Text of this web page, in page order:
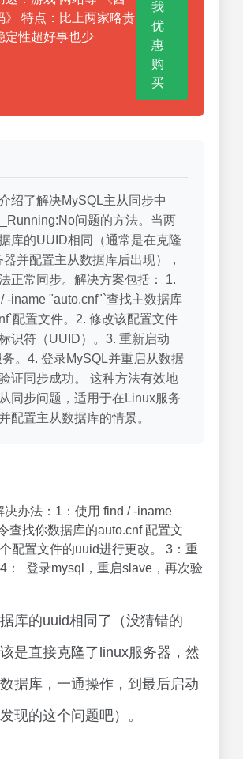
》 特点：比上两家略贵
定性超好事也少
我
优
惠
购
买
绍了解决MySQL主从同步中
问题的方法。当两
库的UUID相同（通常是在克隆
器并配置主从数据库后出现），
正常同步。解决方案包括： 1.
-iname "auto.cnf"`查找主数据库
配置文件。2. 修改该配置文件
识符（UUID）。3. 重新启动
务。4. 登录MySQL并重启从数据
证同步成功。 这种方法有效地
同步问题，适用于在Linux服务
配置主从数据库的情景。
决办法：1：使用 find / -iname
查找你数据库的auto.cnf 配置文
配置文件的uuid进行更改。 3：重
： 登录mysql，重启slave，再次验
库的uuid相同了（没猜错的
是直接克隆了linux服务器，然
据库，一通操作，到最后启动
现的这个问题吧）。